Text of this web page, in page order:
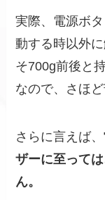
実際、電源ボ
動する時以外
そ700g前後と
なので、さほ
さらに言えば、
ザーに至って
ん。